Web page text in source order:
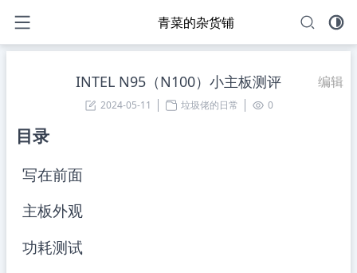
青菜的杂货铺
INTEL N95（N100）小主板测评 编辑
2024-05-11 垃圾佬的日常 0
目录
写在前面
主板外观
功耗测试